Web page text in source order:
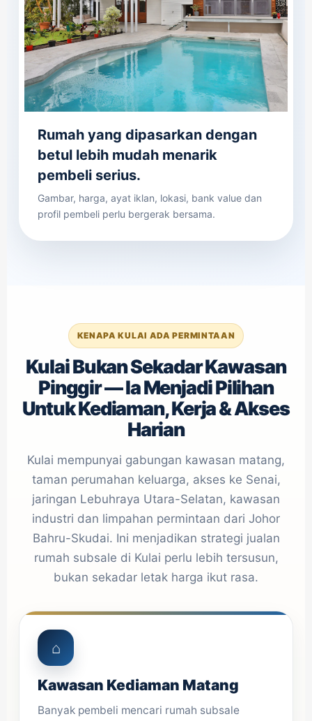
Rumah yang dipasarkan dengan
betul lebih mudah menarik
pembeli serius.
Gambar, harga, ayat iklan, lokasi, bank value dan
profil pembeli perlu bergerak bersama.
KENAPA KULAI ADA PERMINTAAN
Kulai Bukan Sekadar Kawasan
Pinggir — Ia Menjadi Pilihan
Untuk Kediaman, Kerja & Akses
Harian
Kulai mempunyai gabungan kawasan matang,
taman perumahan keluarga, akses ke Senai,
jaringan Lebuhraya Utara-Selatan, kawasan
industri dan limpahan permintaan dari Johor
Bahru-Skudai. Ini menjadikan strategi jualan
rumah subsale di Kulai perlu lebih tersusun,
bukan sekadar letak harga ikut rasa.
⌂
Kawasan Kediaman Matang
Banyak pembeli mencari rumah subsale